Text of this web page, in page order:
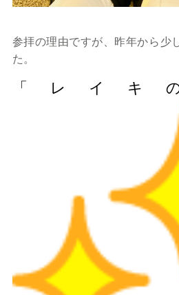
参拝の理由ですが、昨年から少
た。
「レイキ